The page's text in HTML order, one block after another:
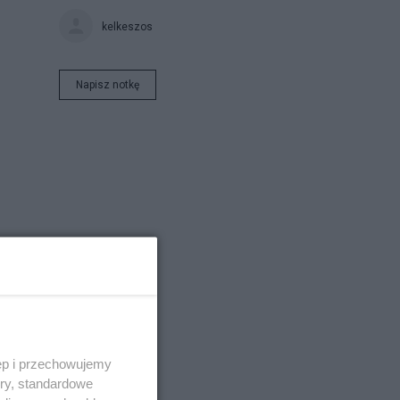
kelkeszos
Napisz notkę
i przechowujemy
standardowe